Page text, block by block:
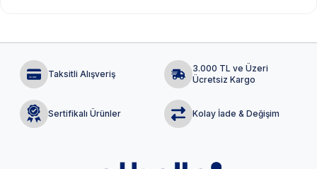
Taksitli Alışveriş
3.000 TL ve Üzeri
Ücretsiz Kargo
Sertifikalı Ürünler Kolay İade & Değişim